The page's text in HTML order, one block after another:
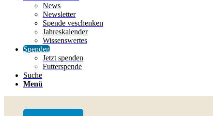
News
Newsletter
Spende veschenken
Jahreskalender
Wissenswertes
Spenden
Jetzt spenden
Futterspende
Suche
Menü